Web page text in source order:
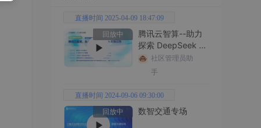
直播时间 2025-04-09 18:47:09
回放中
腾讯云智算--助力
探索 DeepSeek 无
限边界社区管理员助
手
直播时间 2024-09-06 09:30:00
回放中
数智交通专场